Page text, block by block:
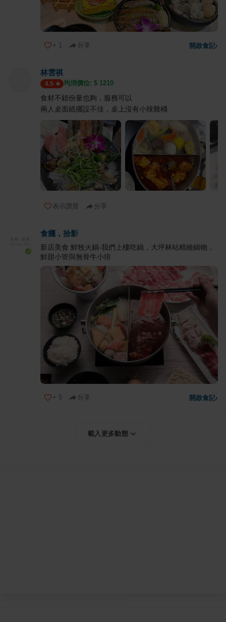
+ 1 分享 開啟食記›
林雲祺
4.5 均消價位: $ 1210
食材不錯份量也夠，服務可以
兩人桌面紙擺設不佳，桌上沒有小辣雞桶
表示讚賞 分享
食癮，拾影
新店美食 鮮牧火鍋-我們上樓吃鍋，大坪林站精緻鍋物，
鮮甜小管與無骨牛小排
+ 5 分享 開啟食記›
載入更多動態